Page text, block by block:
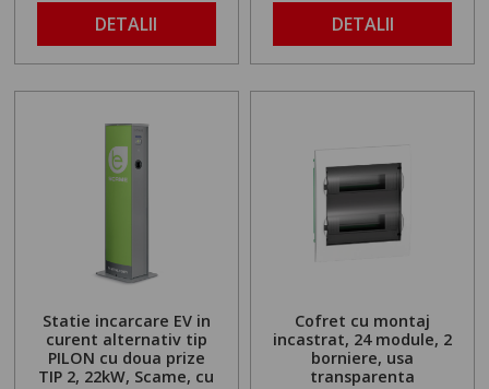
DETALII DETALII
Statie incarcare EV in
curent alternativ tip
PILON cu doua prize
TIP 2, 22kW, Scame, cu
Cofret cu montaj
incastrat, 24 module, 2
borniere, usa
transparenta